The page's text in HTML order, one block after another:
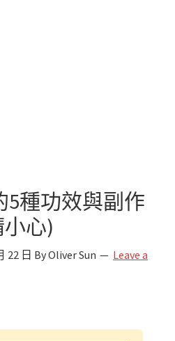
5種功效與副作
心)
22 日 ByOliver Sun
Leave a